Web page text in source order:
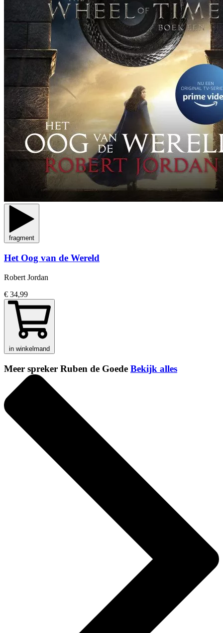
fragment
Het Oog van de Wereld
Robert Jordan
€ 34,99
in winkelmand
Meer spreker Ruben de Goede Bekijk alles